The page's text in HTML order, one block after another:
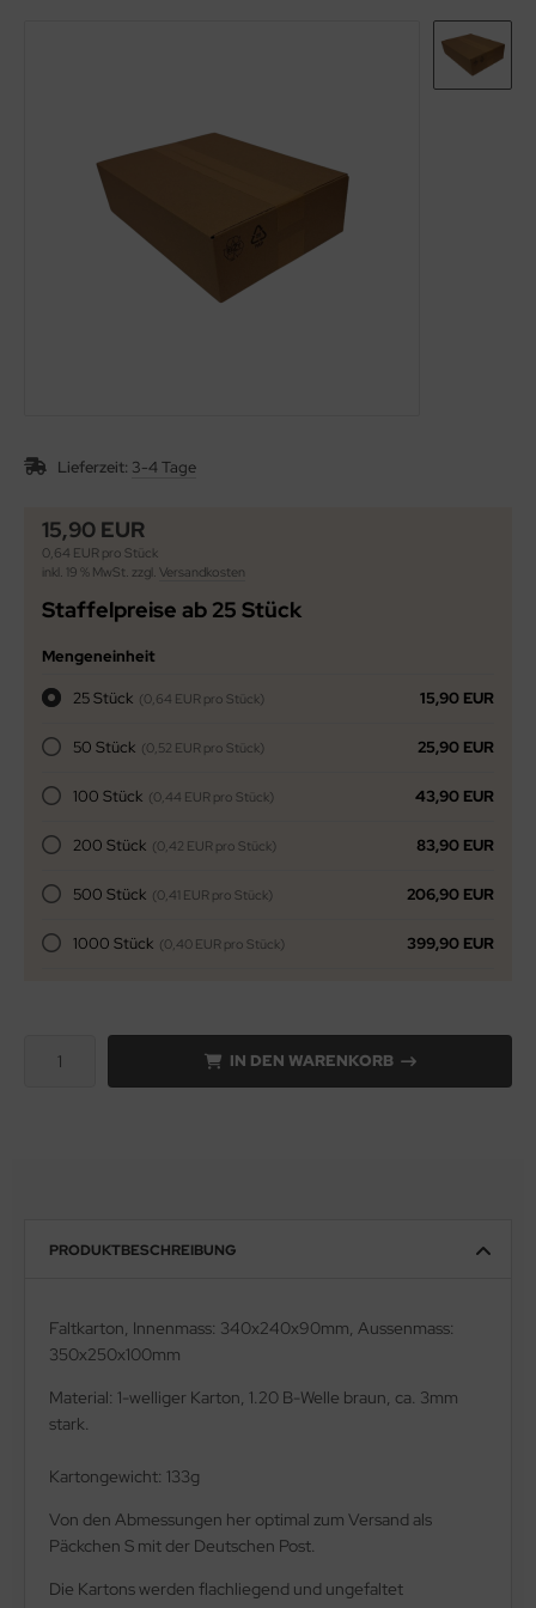
Lieferzeit: 3-4 Tage
15,90 EUR
0,64 EUR pro Stück
inkl. 19 % MwSt. zzgl. Versandkosten
Staffelpreise ab 25 Stück
Mengeneinheit
25 Stück (0,64 EUR pro Stück) 15,90 EUR
50 Stück (0,52 EUR pro Stück) 25,90 EUR
100 Stück (0,44 EUR pro Stück) 43,90 EUR
200 Stück (0,42 EUR pro Stück) 83,90 EUR
500 Stück (0,41 EUR pro Stück) 206,90 EUR
1000 Stück (0,40 EUR pro Stück) 399,90 EUR
IN DEN WARENKORB
PRODUKTBESCHREIBUNG
Faltkarton, Innenmass: 340x240x90mm, Aussenmass:
350x250x100mm
Material: 1-welliger Karton, 1.20 B-Welle braun, ca. 3mm
stark.
Kartongewicht: 133g
Von den Abmessungen her optimal zum Versand als
Päckchen S mit der Deutschen Post.
Die Kartons werden flachliegend und ungefaltet